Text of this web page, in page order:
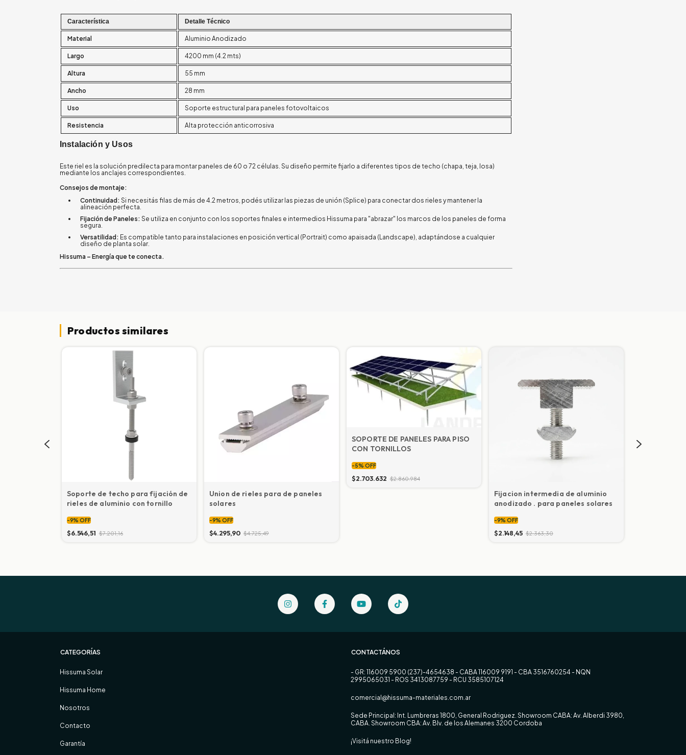
Característica Detalle Técnico
Material Aluminio Anodizado
Largo 4200 mm (4.2 mts)
Altura 55 mm
Ancho 28 mm
Uso Soporte estructural para paneles fotovoltaicos
Resistencia Alta protección anticorrosiva
Instalación y Usos
Este riel es la solución predilecta para montar paneles de 60 o 72 células. Su diseño permite fijarlo a diferentes tipos de techo (chapa, teja, losa)
mediante los anclajes correspondientes.
Consejos de montaje:
Continuidad: Si necesitás filas de más de 4.2 metros, podés utilizar las piezas de unión (Splice) para conectar dos rieles y mantener la
alineación perfecta.
Fijación de Paneles: Se utiliza en conjunto con los soportes finales e intermedios Hissuma para "abrazar" los marcos de los paneles de forma
segura.
Versatilidad: Es compatible tanto para instalaciones en posición vertical (Portrait) como apaisada (Landscape), adaptándose a cualquier
diseño de planta solar.
Hissuma – Energía que te conecta.
Productos similares
Soporte de techo para fijación de
rieles de aluminio con tornillo
-9% OFF
$6.546,51 $7.201,16
Union de rieles para de paneles
solares
-9% OFF
$4.295,90 $4.725,49
SOPORTE DE PANELES PARA PISO
CON TORNILLOS
-5% OFF
$2.703.632 $2.860.984
Fijacion intermedia de aluminio
anodizado . para paneles solares
-9% OFF
$2.148,45 $2.363,30
CATEGORÍAS
Hissuma Solar
Hissuma Home
Nosotros
Contacto
Garantía
CONTACTÁNOS
- GR: 116009 5900 (237)-4654638 - CABA 116009 9191 - CBA 3516760254 - NQN
2995065031 - ROS 3413087759 - RCU 3585107124
comercial@hissuma-materiales.com.ar
Sede Principal: Int. Lumbreras 1800, General Rodriguez. Showroom CABA: Av. Alberdi 3980,
CABA. Showroom CBA: Av. Blv. de los Alemanes 3200 Cordoba
¡Visitá nuestro Blog!